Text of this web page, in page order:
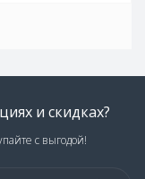
и скидках?
с выгодой!